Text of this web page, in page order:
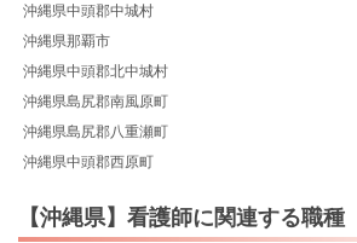
沖縄県中頭郡中城村
沖縄県那覇市
沖縄県中頭郡北中城村
沖縄県島尻郡南風原町
沖縄県島尻郡八重瀬町
沖縄県中頭郡西原町
【沖縄県】看護師に関連する職種